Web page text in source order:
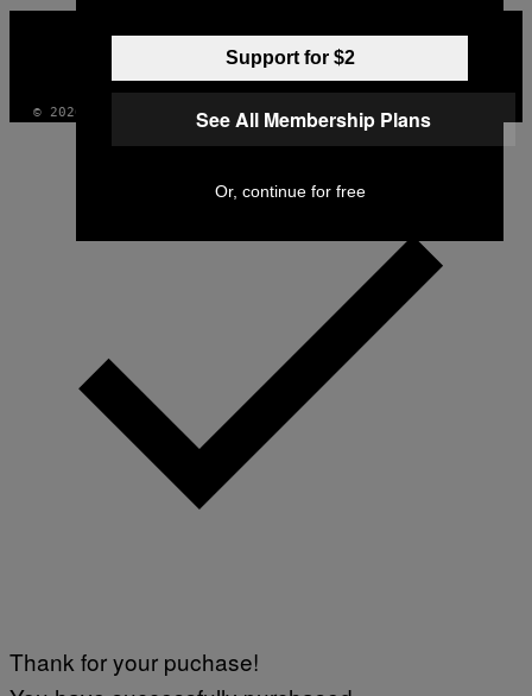
MEDIA
INSTAGRAM
TIKTOKYOUTUBE
© 2026 VICE DIGITAL PUBLISHING, LLC
Support for $2
See All Membership Plans
Or, continue for free
Thank for your puchase!